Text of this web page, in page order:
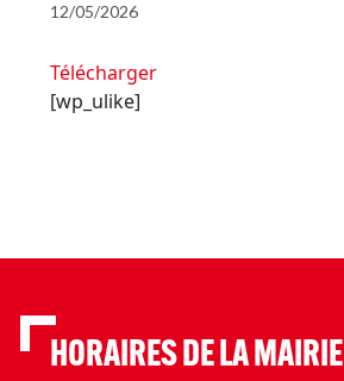
12/05/2026
Télécharger
[wp_ulike]
HORAIRES DE LA MAIRIE